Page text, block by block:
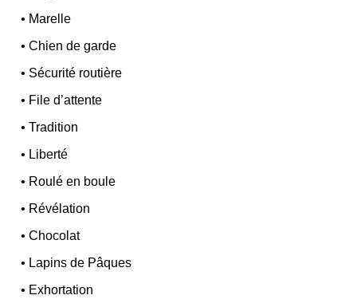
• Marelle
•Chien de garde
• Sécurité routière
• File d’attente
•Tradition
• Liberté
• Roulé en boule
• Révélation
•Chocolat
• Lapins de Pâques
• Exhortation